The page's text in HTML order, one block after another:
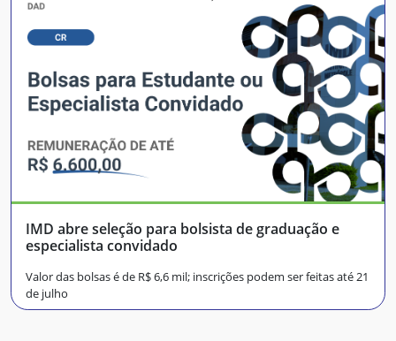
IMD abre seleção para bolsista de graduação e
especialista convidado
Valor das bolsas é de R$ 6,6 mil; inscrições podem ser feitas até 21
de julho